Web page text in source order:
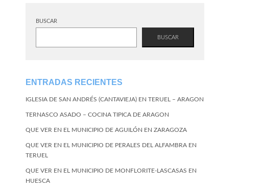
BUSCAR
BUSCAR
ENTRADAS RECIENTES
IGLESIA DE SAN ANDRÉS (CANTAVIEJA) EN TERUEL – ARAGON
TERNASCO ASADO – COCINA TIPICA DE ARAGON
QUE VER EN EL MUNICIPIO DE AGUILÓN EN ZARAGOZA
QUE VER EN EL MUNICIPIO DE PERALES DEL ALFAMBRA EN
TERUEL
QUE VER EN EL MUNICIPIO DE MONFLORITE-LASCASAS EN
HUESCA